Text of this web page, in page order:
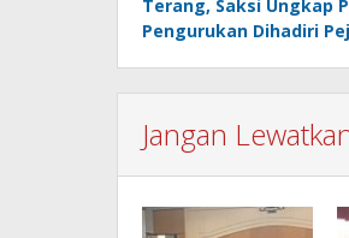
Terang, Saksi Ungkap
Pengurukan Dihadiri
Jangan